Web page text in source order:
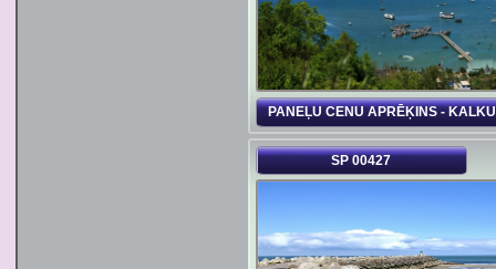
PANEĻU CENU APRĒĶINS -
SP 00427